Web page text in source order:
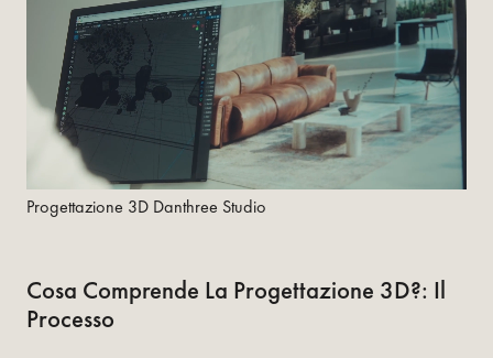
Progettazione 3D Danthree Studio
Cosa Comprende La Progettazione 3D?: Il
Processo